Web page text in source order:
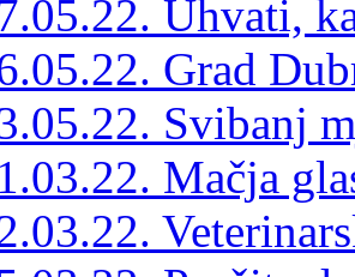
Uhvati,
Grad
Svibanj
Mačja